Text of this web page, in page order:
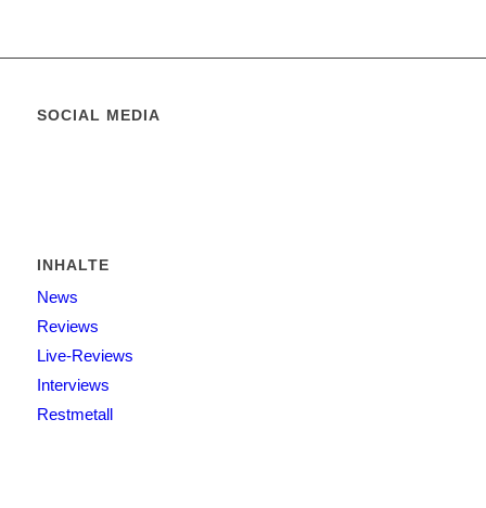
SOCIAL MEDIA
INHALTE
News
Reviews
Live-Reviews
Interviews
Restmetall